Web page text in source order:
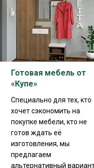
Готовая мебель от
«Купе»
Специально для тех, кто
хочет сэкономить на
покупке мебели, кто не
готов ждать её
изготовления, мы
предлагаем
альтернативный